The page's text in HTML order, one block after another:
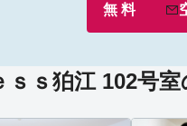
無 料
ｓｓ狛江 102号